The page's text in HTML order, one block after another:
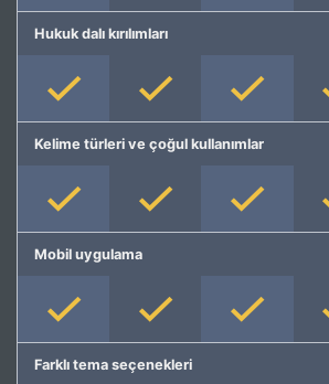
Hukuk dalı kırılımları
Kelime türleri ve çoğul kullanımlar
Mobil uygulama
Farklı tema seçenekleri